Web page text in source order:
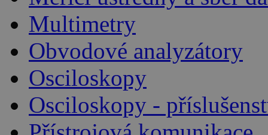
Multimetry
Obvodové analyzátory
Osciloskopy
Osciloskopy -